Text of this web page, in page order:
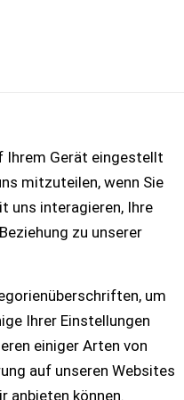
Ihrem Gerät eingestellt
mitzuteilen, wenn Sie
uns interagieren, Ihre
zu unserer
um
Ihrer Einstellungen
einiger Arten von
auf unseren Websites
anbieten können.
Online-